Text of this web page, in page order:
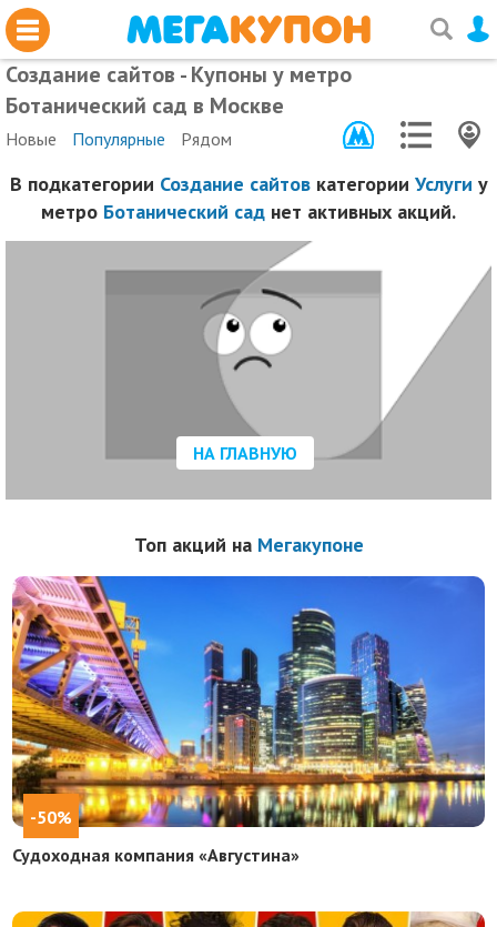
Создание сайтов - Купоны у метро
Ботанический сад в Москве
Новые Популярные Рядом
В подкатегории Создание сайтовкатегории Услуги у
метро Ботанический сад нет активных акций.
НА ГЛАВНУЮ
Топ акций на Мегакупоне
-50%
Судоходная компания «Августина»